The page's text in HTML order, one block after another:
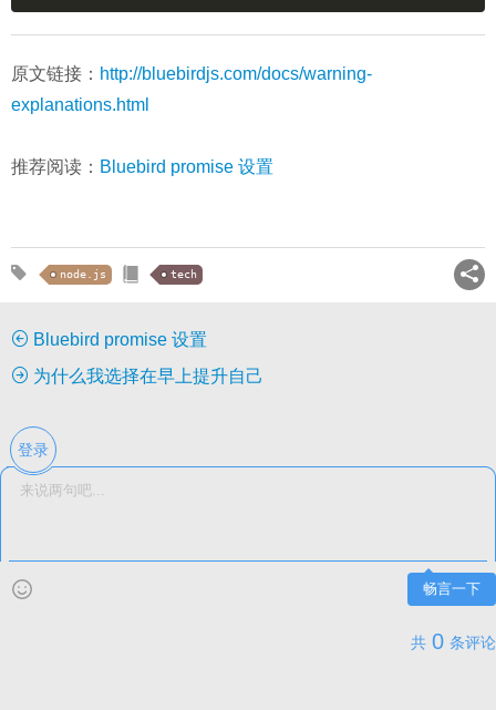
原文链接： http://bluebirdjs.com/docs/warning-
explanations.html
推荐阅读： Bluebird promise 设置
node.js tech
Bluebird promise 设置
为什么我选择在早上提升自己
登录
畅言一下
共 0 条评论